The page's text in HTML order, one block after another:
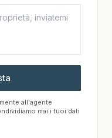
all'agente
mai i tuoi dati